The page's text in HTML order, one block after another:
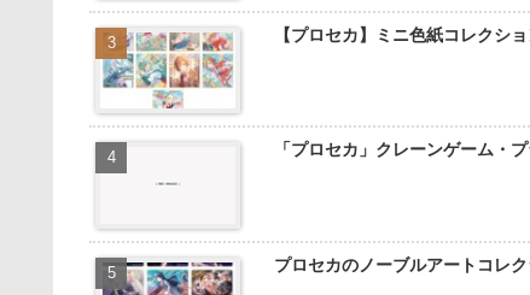
【プロセカ】ミニ色紙コレクシ
「プロセカ」クレーンゲーム・
プロセカのノーブルアートコレ